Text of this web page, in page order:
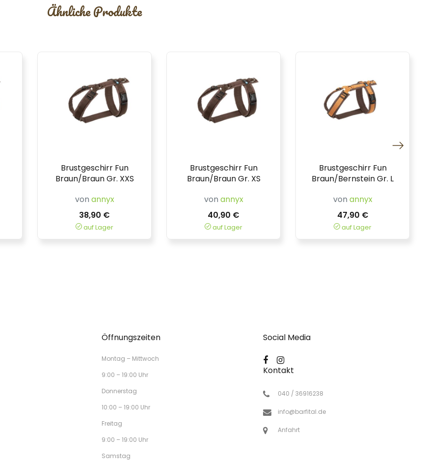
Ähnliche Produkte
Brustgeschirr Fun
Braun/Braun Gr. XXS
von annyx
38,90 €
auf Lager
Brustgeschirr Fun
Braun/Braun Gr. XS
von annyx
40,90 €
auf Lager
Brustgeschirr Fun
Braun/Bernstein Gr. L
von annyx
47,90 €
auf Lager
Öffnungszeiten
Montag – Mittwoch
9:00 – 19:00 Uhr
Donnerstag
10:00 – 19:00 Uhr
Freitag
9:00 – 19:00 Uhr
Samstag
Social Media
Kontakt
040 / 36916238
info@barfital.de
Anfahrt